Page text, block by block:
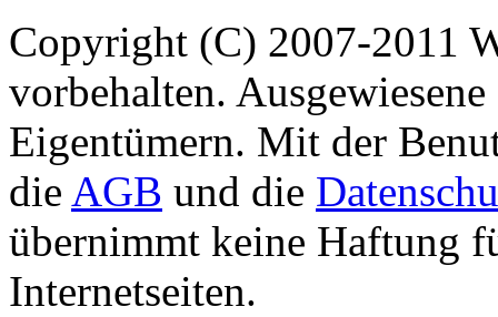
Copyright (C) 2007-2011
vorbehalten.
Eigentümern. Mit der
die AGB und die
übernimmt keine Haftung
Internetseiten.